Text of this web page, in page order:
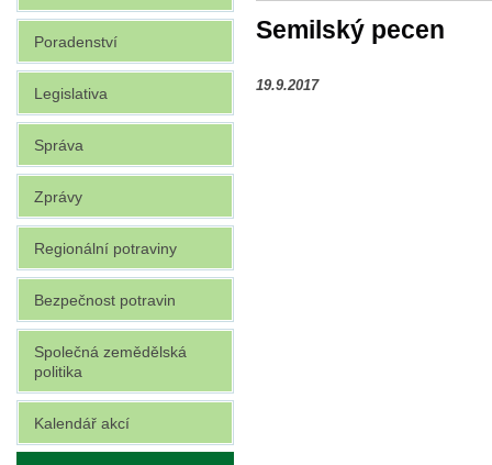
Semilský pecen
19.9.2017
Poradenství
Legislativa
Správa
Zprávy
Regionální potraviny
Bezpečnost potravin
Společná zemědělská
politika
Kalendář akcí